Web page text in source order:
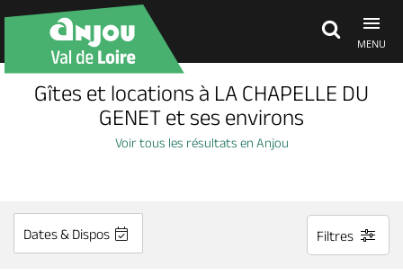
MENU
Découvrir
Agenda
Gîtes et locations à LA CHAPELLE DU
GENET et ses environs
Voir tous les résultats en Anjou
Dates & Dispos Filtres